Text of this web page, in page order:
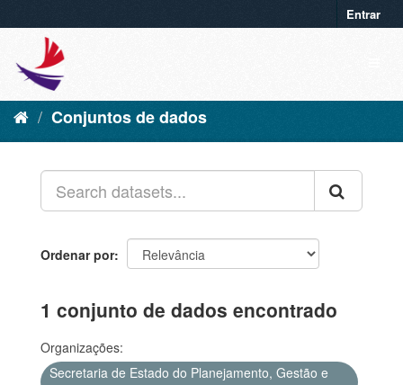
Entrar
Conjuntos de dados
Ordenar por
1 conjunto de dados encontrado
Organizações:
Secretaria de Estado do Planejamento, Gestão e